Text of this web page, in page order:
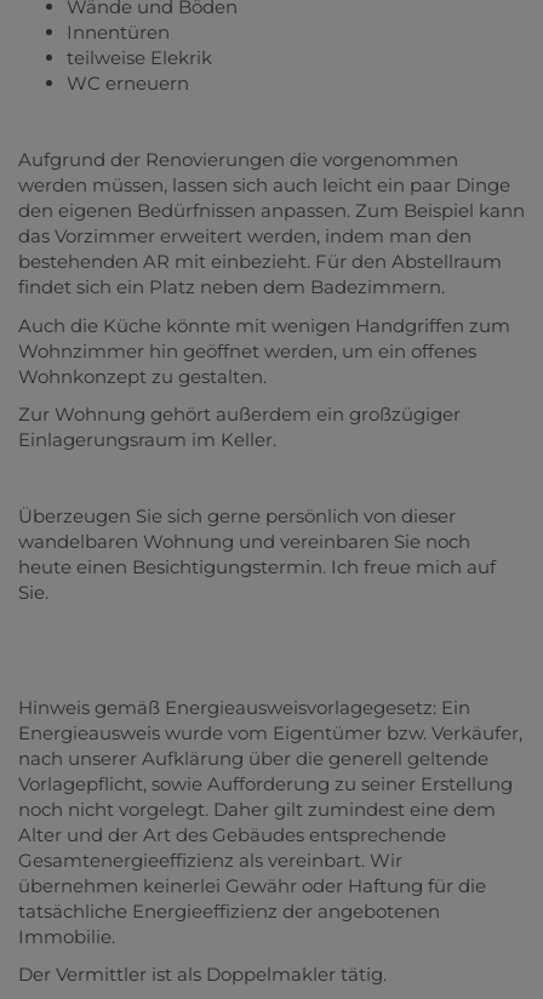
Wände und Böden
Innentüren
teilweise Elekrik
WC erneuern
Aufgrund der Renovierungen die vorgenommen
werden müssen, lassen sich auch leicht ein paar Dinge
den eigenen Bedürfnissen anpassen. Zum Beispiel kann
das Vorzimmer erweitert werden, indem man den
bestehenden AR mit einbezieht. Für den Abstellraum
findet sich ein Platz neben dem Badezimmern.
Auch die Küche könnte mit wenigen Handgriffen zum
Wohnzimmer hin geöffnet werden, um ein offenes
Wohnkonzept zu gestalten.
Zur Wohnung gehört außerdem ein großzügiger
Einlagerungsraum im Keller.
Überzeugen Sie sich gerne persönlich von dieser
wandelbaren Wohnung und vereinbaren Sie noch
heute einen Besichtigungstermin. Ich freue mich auf
Sie.
Hinweis gemäß Energieausweisvorlagegesetz: Ein
Energieausweis wurde vom Eigentümer bzw. Verkäufer,
nach unserer Aufklärung über die generell geltende
Vorlagepflicht, sowie Aufforderung zu seiner Erstellung
noch nicht vorgelegt. Daher gilt zumindest eine dem
Alter und der Art des Gebäudes entsprechende
Gesamtenergieeffizienz als vereinbart. Wir
übernehmen keinerlei Gewähr oder Haftung für die
tatsächliche Energieeffizienz der angebotenen
Immobilie.
Der Vermittler ist als Doppelmakler tätig.